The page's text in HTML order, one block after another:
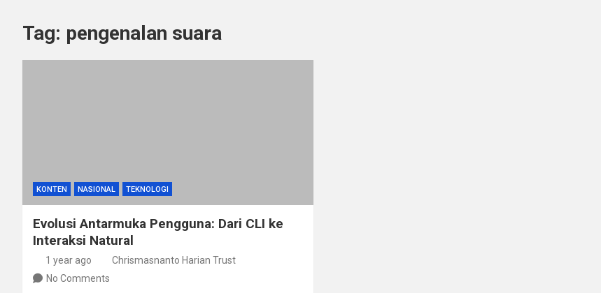
Tag: pengenalan suara
KONTEN NASIONAL TEKNOLOGI
Evolusi Antarmuka Pengguna: Dari CLI ke
Interaksi Natural
1 year ago
Chrismasnanto Harian Trust
No Comments